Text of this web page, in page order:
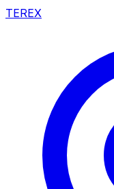
TEREX